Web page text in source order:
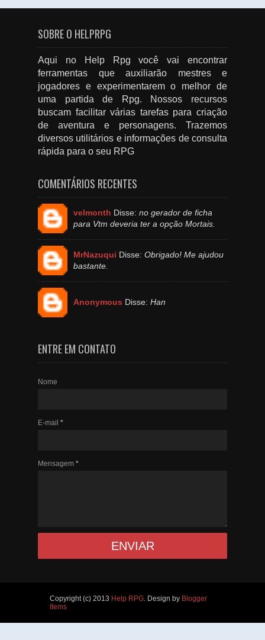
SOBRE O HELPRPG
Aqui no Help Rpg você vai encontrar
ferramentas que auxiliarão mestres e
jogadores e experimentarem o melhor de
uma partida de Rpg. Nossos recursos
buscam facilitar várias tarefas para criação
de aventura e personagens. Trazemos
diversos utilitários e informações de consulta
rápida para o seu RPG
COMENTÁRIOS RECENTES
velmonth Disse: no gerador de ficha
para Vtm deveria ter a opção Mortais.
MrNazuqui Disse: Obrigado! Me ajudou
bastante.
Anonymous Disse: Han
ENTRE EM CONTATO
Nome
E-mail *
Mensagem *
Copyright (c) 2013 Help RPG . Design by Blogger
Items